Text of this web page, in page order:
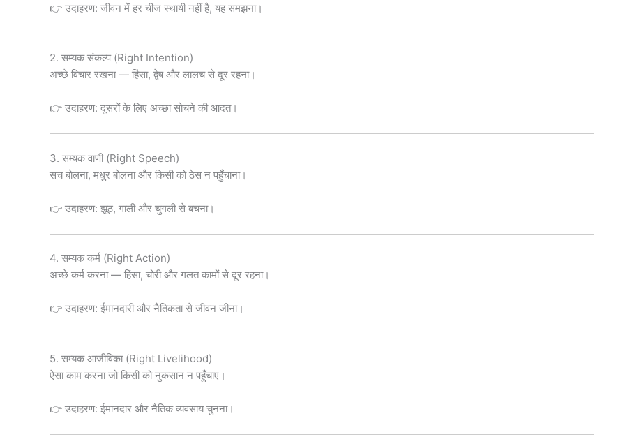
👉 उदाहरण: जीवन में हर चीज स्थायी नहीं है, यह समझना।
2. सम्यक संकल्प (Right Intention)
अच्छे विचार रखना — हिंसा, द्वेष और लालच से दूर रहना।
👉 उदाहरण: दूसरों के लिए अच्छा सोचने की आदत।
3. सम्यक वाणी (Right Speech)
सच बोलना, मधुर बोलना और किसी को ठेस न पहुँचाना।
👉 उदाहरण: झूठ, गाली और चुगली से बचना।
4. सम्यक कर्म (Right Action)
अच्छे कर्म करना — हिंसा, चोरी और गलत कामों से दूर रहना।
👉 उदाहरण: ईमानदारी और नैतिकता से जीवन जीना।
5. सम्यक आजीविका (Right Livelihood)
ऐसा काम करना जो किसी को नुकसान न पहुँचाए।
👉 उदाहरण: ईमानदार और नैतिक व्यवसाय चुनना।